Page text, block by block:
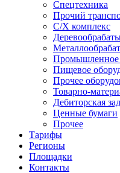
Спецтехника
Прочий
С/Х комплекс
Промышленное
Пищевое
Прочее
Товарно-
Дебиторская
Ценные бумаги
Прочее
Тарифы
Регионы
Площадки
Контакты